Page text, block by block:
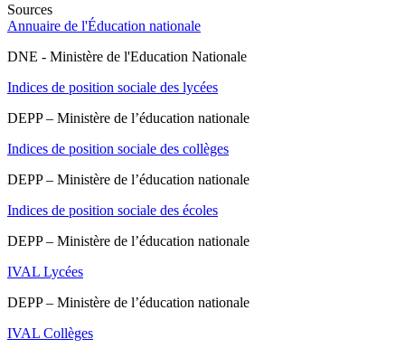
Sources
Annuaire de l'Éducation nationale
DNE - Ministère de l'Education Nationale
Indices de position sociale des lycées
DEPP – Ministère de l’éducation nationale
Indices de position sociale des collèges
DEPP – Ministère de l’éducation nationale
Indices de position sociale des écoles
DEPP – Ministère de l’éducation nationale
IVAL Lycées
DEPP – Ministère de l’éducation nationale
IVAL Collèges